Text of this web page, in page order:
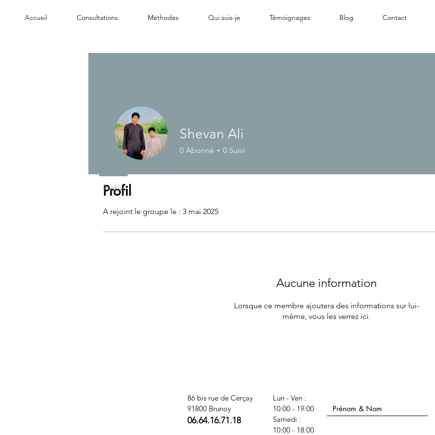
Accueil Consultations Méthodes Qui suis-je Témoignages Blog Contact
Profil
A rejoint le groupe le : 3 mai 2025
Aucune information
Lorsque ce membre ajoutera des informations sur lui-
même, vous les verrez ici.
Shevan Ali
0 Abonné 0 Suivi
Profile
86 bis rue de Cerçay
91800 Brunoy
06.64.16.71.18
Lun - Ven :
10:00 - 19:00
​​Samedi :
10:00 - 18:00